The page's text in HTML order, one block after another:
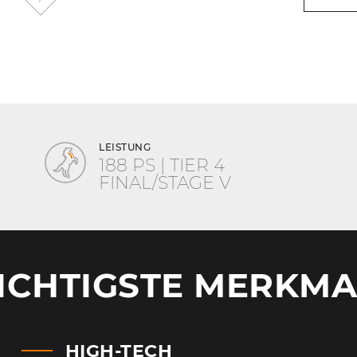
LEISTUNG
188 PS | TIER 4
FINAL/STAGE V
HIGH-TECH